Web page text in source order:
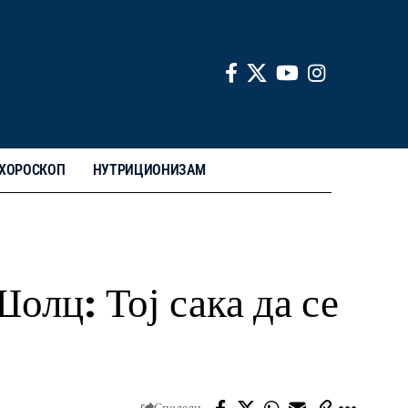
НУТРИЦИОНИЗАМ
Тој сака да се